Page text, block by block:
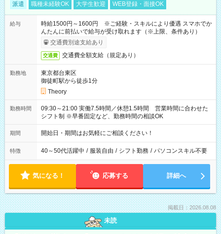
派遣 職種未経験OK 大学生歓迎 WEB登録・面接OK
給与
時給1500円～1600円 ※ご経験・スキルにより優遇 スマホでか
んたんに前払いで給与が受け取れます（※上限、条件あり）
交通費別途支給あり
交通費 交通費全額支給（規定あり）
勤務地
東京都台東区
御徒町駅から徒歩1分
Theory
勤務時間
09:30～21:00 実働7.5時間／休憩1.5時間 営業時間に合わせた
シフト制 ※早番固定など、勤務時間の相談OK
期間 開始日・期間はお気軽にご相談ください！
特徴 40～50代活躍中 / 服装自由 / シフト勤務 / パソコンスキル不要
気になる！ 応募する 詳細へ
掲載日：2026.08.08
未読